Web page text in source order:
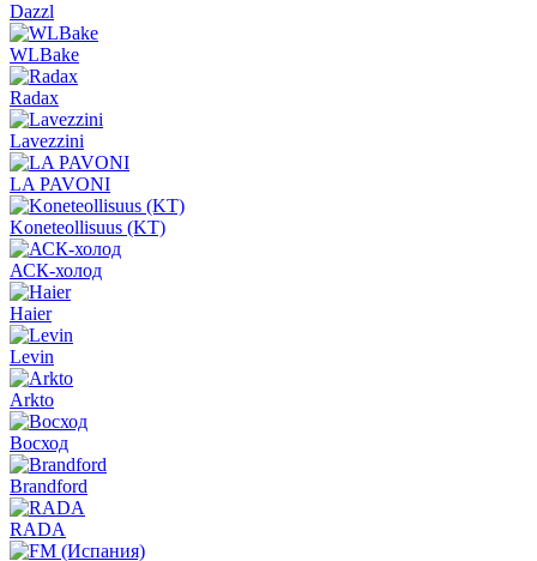
Dazzl
WLBake
Radax
Lavezzini
LA PAVONI
Koneteollisuus (KT)
АСК-холод
Haier
Levin
Arkto
Восход
Brandford
RADA